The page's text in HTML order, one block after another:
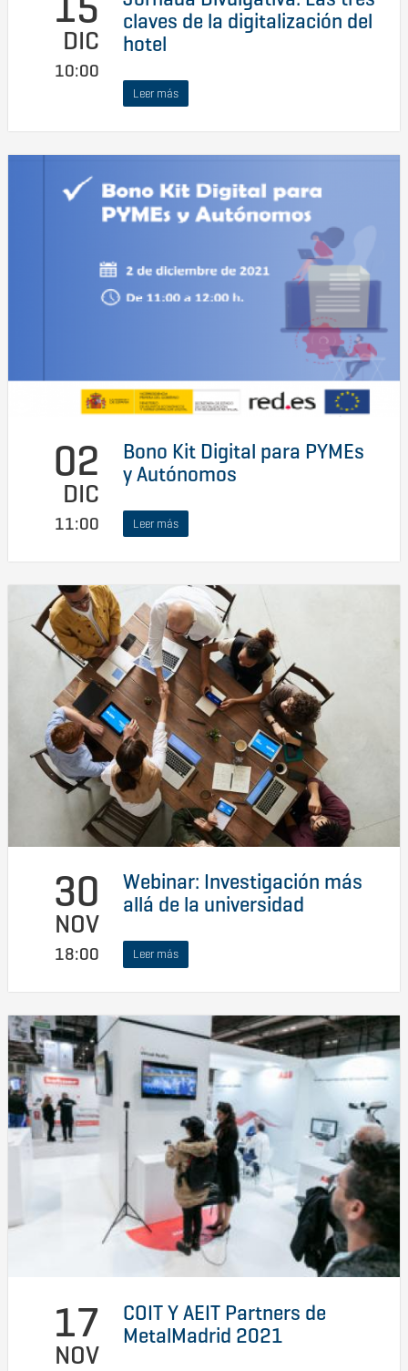
DIC
10:00
claves de la digitalización del
hotel
Leer más
02
DIC
11:00
Bono Kit Digital para PYMEs
y Autónomos
Leer más
30
NOV
18:00
Webinar: Investigación más
allá de la universidad
Leer más
17
NOV
COIT Y AEIT Partners de
MetalMadrid 2021